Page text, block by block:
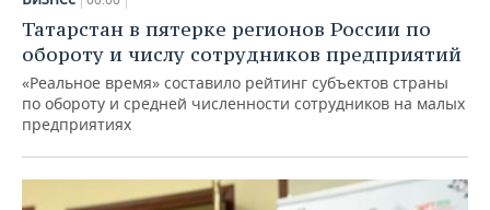
Татарстан в пятерке регионов России по
обороту и числу сотрудников предприятий
«Реальное время» составило рейтинг субъектов страны
по обороту и средней численности сотрудников на малых
предприятиях